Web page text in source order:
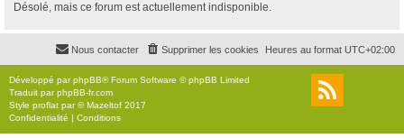
r
c
r
Désolé, mais ce forum est actuellement indisponible.
Heures au format UTC+02:00
Supprimer les cookies
Nous contacter
Développé parphpBB® Forum Software © phpBB Limited
Traduit parphpBB-fr.com
Style proflat par ©Mazeltof 2017
Confidentialité | Conditions